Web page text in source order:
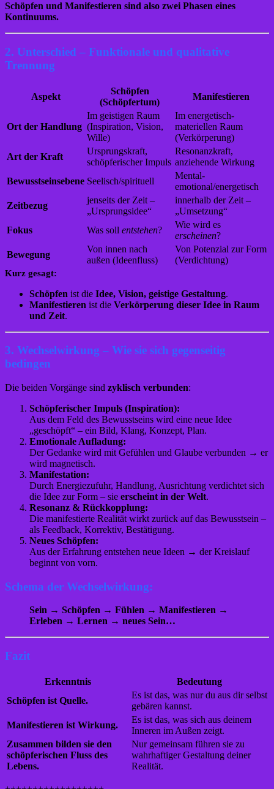
Schöpfen und Manifestieren sind also zwei Phasen eines
Kontinuums.
2. Unterschied – Funktionale und qualitative
Trennung
Aspekt
Schöpfen
(Schöpfertum)
Manifestieren
Ort der Handlung
Im geistigen Raum
(Inspiration, Vision,
Wille)
Im energetisch-
materiellen Raum
(Verkörperung)
Art der Kraft
Ursprungskraft,
schöpferischer Impuls
Resonanzkraft,
anziehende Wirkung
Bewusstseinsebene Seelisch/spirituell
Mental-
emotional/energetisch
Zeitbezug
jenseits der Zeit –
„Ursprungsidee“
innerhalb der Zeit –
„Umsetzung“
Fokus
Was soll entstehen?
Wie wird es
erscheinen?
Bewegung
Von innen nach
außen (Ideenfluss)
Von Potenzial zur Form
(Verdichtung)
Kurz gesagt:
Schöpfen ist die Idee, Vision, geistige Gestaltung.
Manifestieren ist die Verkörperung dieser Idee in Raum
und Zeit.
3. Wechselwirkung – Wie sie sich gegenseitig
bedingen
Die beiden Vorgänge sind zyklisch verbunden:
Schöpferischer Impuls (Inspiration):
Aus dem Feld des Bewusstseins wird eine neue Idee
„geschöpft“ – ein Bild, Klang, Konzept, Plan.
Emotionale Aufladung:
Der Gedanke wird mit Gefühlen und Glaube verbunden → er
wird magnetisch.
Manifestation:
Durch Energiezufuhr, Handlung, Ausrichtung verdichtet sich
die Idee zur Form – sie erscheint in der Welt.
Resonanz & Rückkopplung:
Die manifestierte Realität wirkt zurück auf das Bewusstsein –
als Feedback, Korrektiv, Bestätigung.
Neues Schöpfen:
Aus der Erfahrung entstehen neue Ideen → der Kreislauf
beginnt von vorn.
Schema der Wechselwirkung:
Sein → Schöpfen → Fühlen → Manifestieren →
Erleben → Lernen → neues Sein…
Fazit
Erkenntnis
Bedeutung
Schöpfen ist Quelle.
Es ist das, was nur du aus dir selbst
gebären kannst.
Manifestieren ist Wirkung.
Es ist das, was sich aus deinem
Inneren im Außen zeigt.
Zusammen bilden sie den
schöpferischen Fluss des
Lebens.
Nur gemeinsam führen sie zu
wahrhaftiger Gestaltung deiner
Realität.